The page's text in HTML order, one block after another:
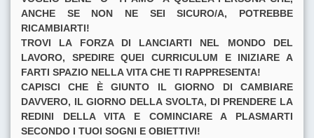
ANCHE SE NON NE SEI SICURO/A, POTREBBE
RICAMBIARTI!
TROVI LA FORZA DI LANCIARTI NEL MONDO DEL
LAVORO, SPEDIRE QUEI CURRICULUM E INIZIARE A
FARTI SPAZIO NELLA VITA CHE TI RAPPRESENTA!
CAPISCI CHE È GIUNTO IL GIORNO DI CAMBIARE
DAVVERO, IL GIORNO DELLA SVOLTA, DI PRENDERE LA
REDINI DELLA VITA E COMINCIARE A PLASMARTI
SECONDO I TUOI SOGNI E OBIETTIVI!